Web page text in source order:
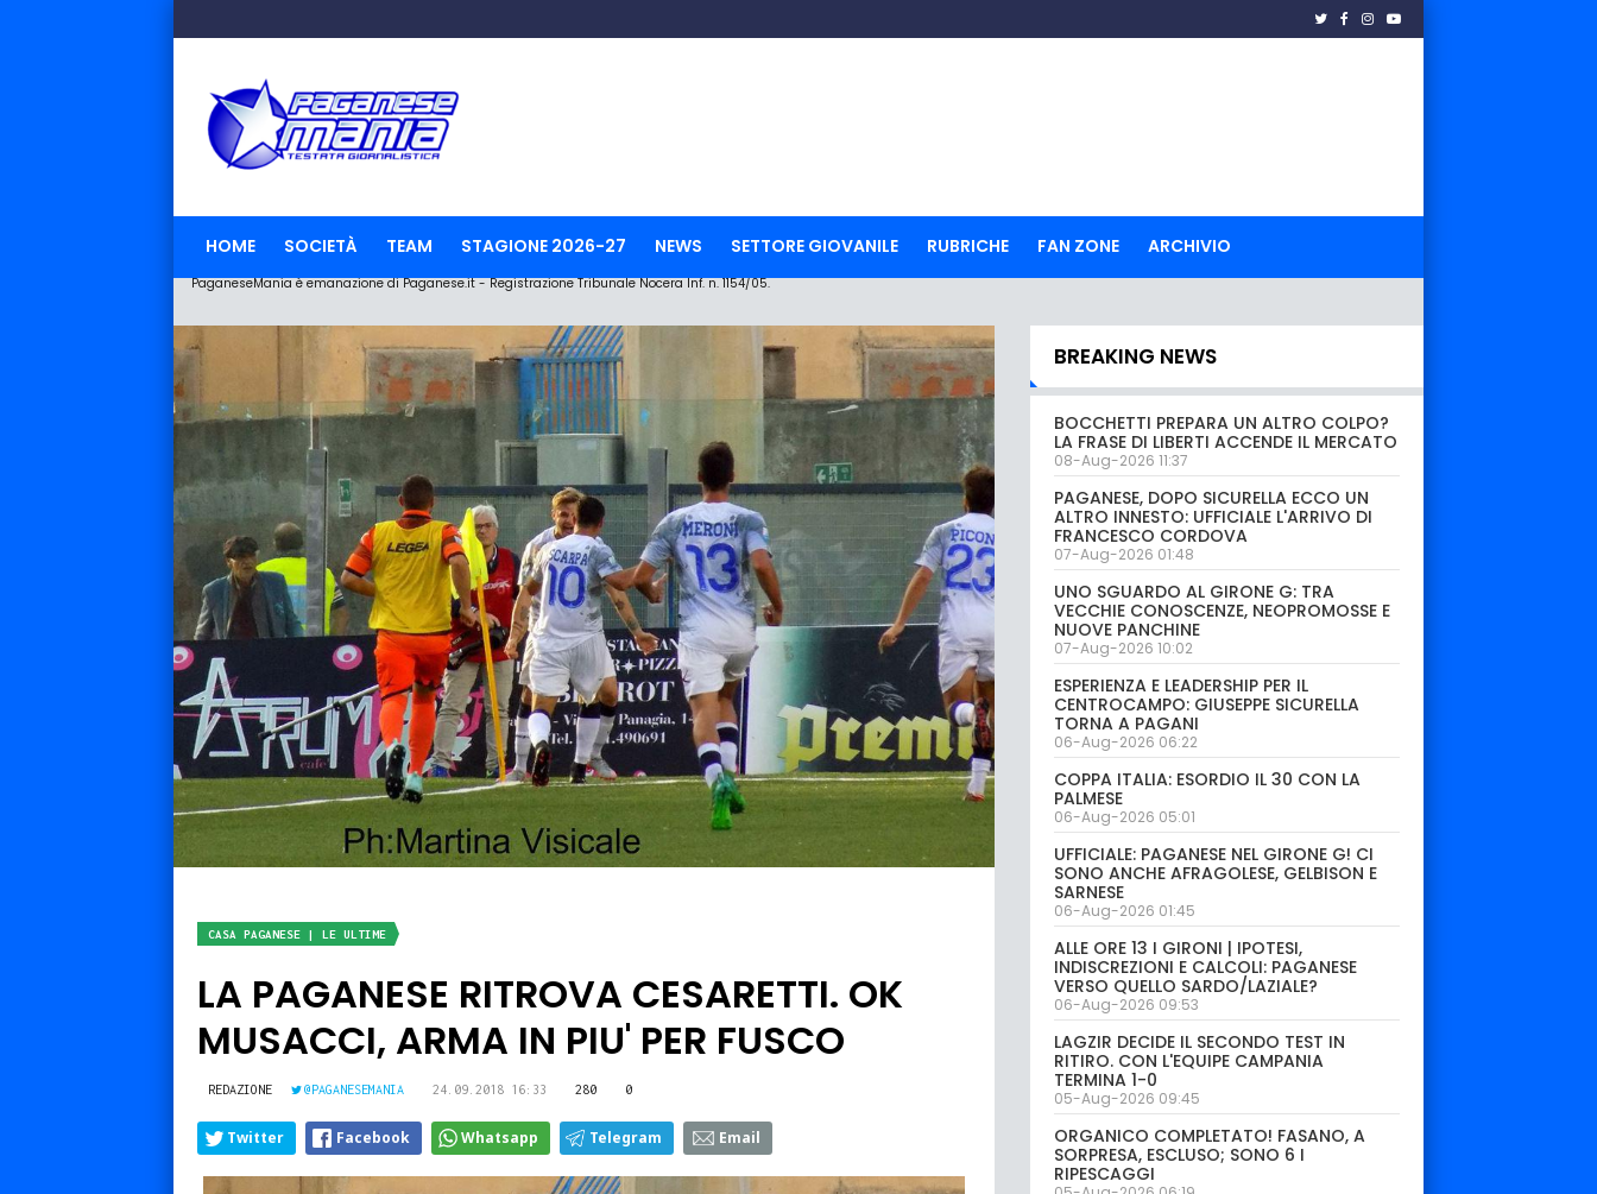
HOME SOCIETÀ TEAM STAGIONE 2026-27 NEWS SETTORE GIOVANILE RUBRICHE FAN ZONE ARCHIVIO
PaganeseMania è emanazione di Paganese.it - Registrazione Tribunale Nocera Inf. n. 1154/05.
CASA PAGANESE | LE ULTIME
LA PAGANESE RITROVA CESARETTI. OK
MUSACCI, ARMA IN PIU' PER FUSCO
REDAZIONE @PAGANESEMANIA 24.09.2018 16:33 280 0
Twitter Facebook Whatsapp Telegram Email
BREAKING NEWS
BOCCHETTI PREPARA UN ALTRO COLPO?
LA FRASE DI LIBERTI ACCENDE IL MERCATO
08-Aug-2026 11:37
PAGANESE, DOPO SICURELLA ECCO UN
ALTRO INNESTO: UFFICIALE L'ARRIVO DI
FRANCESCO CORDOVA
07-Aug-2026 01:48
UNO SGUARDO AL GIRONE G: TRA
VECCHIE CONOSCENZE, NEOPROMOSSE E
NUOVE PANCHINE
07-Aug-2026 10:02
ESPERIENZA E LEADERSHIP PER IL
CENTROCAMPO: GIUSEPPE SICURELLA
TORNA A PAGANI
06-Aug-2026 06:22
COPPA ITALIA: ESORDIO IL 30 CON LA
PALMESE
06-Aug-2026 05:01
UFFICIALE: PAGANESE NEL GIRONE G! CI
SONO ANCHE AFRAGOLESE, GELBISON E
SARNESE
06-Aug-2026 01:45
ALLE ORE 13 I GIRONI | IPOTESI,
INDISCREZIONI E CALCOLI: PAGANESE
VERSO QUELLO SARDO/LAZIALE?
06-Aug-2026 09:53
LAGZIR DECIDE IL SECONDO TEST IN
RITIRO. CON L'EQUIPE CAMPANIA
TERMINA 1-0
05-Aug-2026 09:45
ORGANICO COMPLETATO! FASANO, A
SORPRESA, ESCLUSO; SONO 6 I
RIPESCAGGI